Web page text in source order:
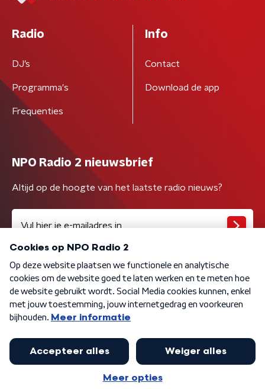
Radio
DJ’s
Programma's
Frequenties
Info
Contact
Download de app
NPO Radio 2 nieuwsbrief
Altijd op de hoogte van het laatste radio nieuws?
Algemene voorwaarden